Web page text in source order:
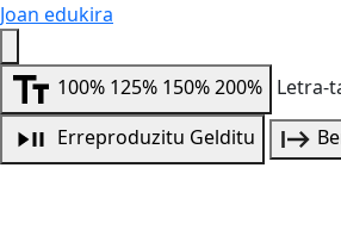
Joan edukira
100% 125% 150%200% Letra-
Erreproduzitu Gelditu